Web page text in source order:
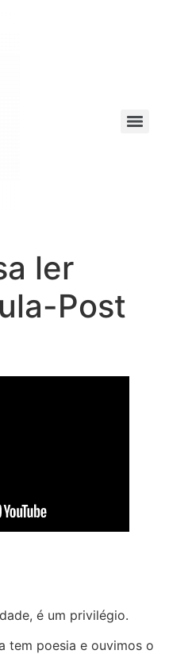
ler
Post
é um privilégio.
tem poesia e ouvimos o